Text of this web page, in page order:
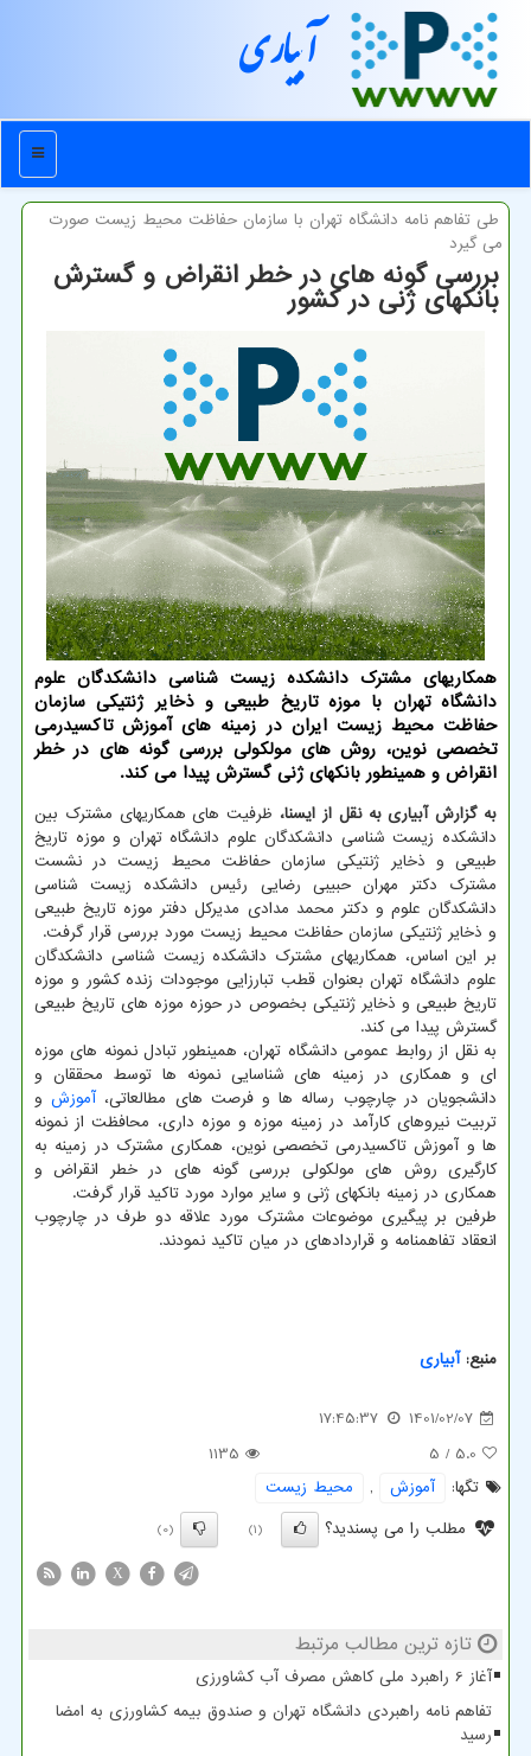
آبیاری
منو
طی تفاهم نامه دانشگاه تهران با سازمان حفاظت محیط زیست صورت
می گیرد
بررسی گونه های در خطر انقراض و گسترش
بانکهای ژنی در کشور
همکاریهای مشترک دانشکده زیست شناسی دانشکدگان علوم
دانشگاه تهران با موزه تاریخ طبیعی و ذخایر ژنتیکی سازمان
حفاظت محیط زیست ایران در زمینه های آموزش تاکسیدرمی
تخصصی نوین، روش های مولکولی بررسی گونه های در خطر
انقراض و همینطور بانکهای ژنی گسترش پیدا می کند.
به گزارش آبیاری به نقل از ایسنا، ظرفیت های همکاریهای مشترک بین
دانشکده زیست شناسی دانشکدگان علوم دانشگاه تهران و موزه تاریخ
طبیعی و ذخایر ژنتیکی سازمان حفاظت محیط زیست در نشست
مشترک دکتر مهران حبیبی رضایی رئیس دانشکده زیست شناسی
دانشکدگان علوم و دکتر محمد مدادی مدیرکل دفتر موزه تاریخ طبیعی
و ذخایر ژنتیکی سازمان حفاظت محیط زیست مورد بررسی قرار گرفت.
بر این اساس، همکاریهای مشترک دانشکده زیست شناسی دانشکدگان
علوم دانشگاه تهران بعنوان قطب تبارزایی موجودات زنده کشور و موزه
تاریخ طبیعی و ذخایر ژنتیکی بخصوص در حوزه موزه های تاریخ طبیعی
گسترش پیدا می کند.
به نقل از روابط عمومی دانشگاه تهران، همینطور تبادل نمونه های موزه
ای و همکاری در زمینه های شناسایی نمونه ها توسط محققان و
دانشجویان در چارچوب رساله ها و فرصت های مطالعاتی،آموزشو
تربیت نیروهای کارآمد در زمینه موزه و موزه داری، محافظت از نمونه
ها و آموزش تاکسیدرمی تخصصی نوین، همکاری مشترک در زمینه به
کارگیری روش های مولکولی بررسی گونه های در خطر انقراض و
همکاری در زمینه بانکهای ژنی و سایر موارد مورد تاکید قرار گرفت.
طرفین بر پیگیری موضوعات مشترک مورد علاقه دو طرف در چارچوب
انعقاد تفاهمنامه و قراردادهای در میان تاکید نمودند.
منبع:آبیاری
1401/02/07
17:45:37
5.0
/ 5
1135
تگها:
آموزش ,
محیط زیست
مطلب را می پسندید؟
(1)
(0)
X
تازه ترین مطالب مرتبط
آغاز 6 راهبرد ملی کاهش مصرف آب کشاورزی
تفاهم نامه راهبردی دانشگاه تهران و صندوق بیمه کشاورزی به امضا
رسید